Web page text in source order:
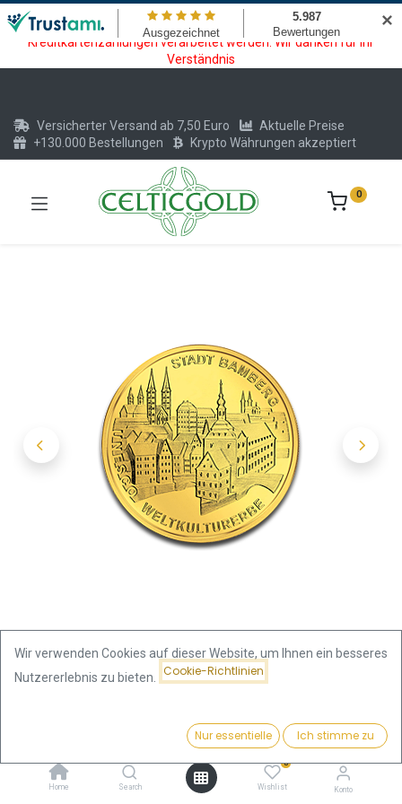
Wartungsarbeiten am Kreditkarten und Krypto Bezahlmodul. In der
Zeit vom 20.07. - 09.08.2026 können keine Krypto oder
Kreditkartenzahlungen verarbeitet werden. Wir danken für Ihr
Verständnis
1.905,64€ Kaufen
Home Search
0
Wishlist Konto
Versicherter Versand ab 7,50 Euro
Aktuelle Preise
+130.000 Bestellungen
Krypto Währungen akzeptiert
0
100 Euro Bamberg 1/2oz Goldmünze 2004 | Deutschland
100 Euro Bamberg 1/2oz
Wir verwenden Cookies auf dieser Website, um Ihnen ein besseres
Nutzererlebnis zu bieten.
Cookie-Richtlinien
Nur essentielle Ich stimme zu
✕